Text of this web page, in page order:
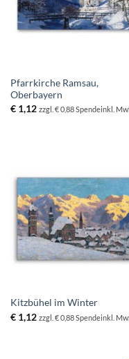
Pfarrkirche Ramsau,
Oberbayern
€1,12 zzgl. € 0,88 Spendeinkl.
Kitzbühel im Winter
€1,12 zzgl. € 0,88 Spendeinkl.